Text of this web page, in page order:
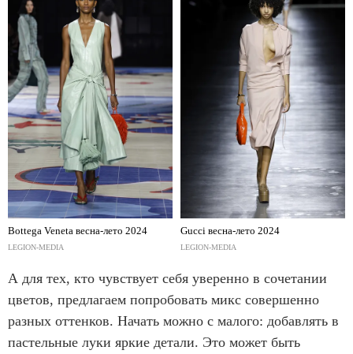
Bottega Veneta весна-лето 2024
LEGION-MEDIA
Gucci весна-лето 2024
LEGION-MEDIA
А для тех, кто чувствует себя уверенно в сочетании
цветов, предлагаем попробовать микс совершенно
разных оттенков. Начать можно с малого: добавлять в
пастельные луки яркие детали. Это может быть